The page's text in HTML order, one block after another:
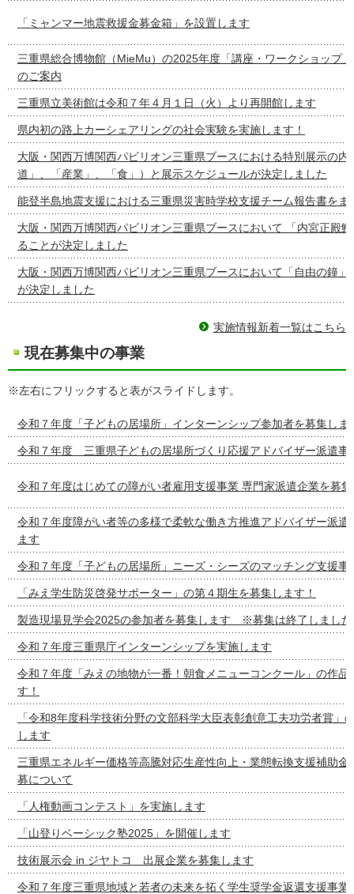
「ミャンマー地震救援金募金箱」を設置します
三重県総合博物館（MieMu）の2025年度「講座・ワークショップ
のご案内
三重県立美術館は令和７年４月１日（火）より再開館します
県内初の路上カーシェアリングの社会実験を実施します！
大阪・関西万博関西パビリオン三重県ブースにおける特別展示の内
道」、「産業」、「食」）と展示スケジュールが決定しました
能登半島地震支援における三重県災害時学校支援チーム報告書をま
大阪・関西万博関西パビリオン三重県ブースにおいて 「内宮正殿
ることが決定しました
大阪・関西万博関西パビリオン三重県ブースにおいて「自由の鐘」
が決定しました
実施情報新着一覧はこちら
現在募集中の事業
※左右にフリックすると表がスライドします。
令和７年度「子どもの居場所」インターンシップ参加者を募集しま
令和７年度 三重県子どもの居場所づくり応援アドバイザー派遣事
令和７年度はじめての障がい者雇用支援事業 専門家派遣企業を募
令和７年度障がい者等の多様で柔軟な働き方推進アドバイザー派遣
ます
令和７年度「子どもの居場所」ニーズ・シーズのマッチング支援事
「みえ学生防災啓発サポーター」の第４期生を募集します！
製造現場見学会2025の参加者を募集します ※募集は終了しました
令和７年度三重県庁インターンシップを実施します
令和７年度「みえの地物が一番！朝食メニューコンクール」の作品
す！
「令和8年度科学技術分野の文部科学大臣表彰創意工夫功労者賞」
します
三重県エネルギー価格等高騰対応生産性向上・業態転換支援補助金
募について
「人権動画コンテスト」を実施します
「山登りベーシック塾2025」を開催します
技術展示会 in ジヤトコ 出展企業を募集します
令和７年度三重県地域と若者の未来を拓く学生奨学金返還支援事業